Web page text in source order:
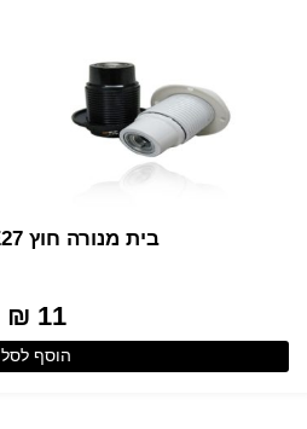
בית מנורה חוץ E27 +טבעת
11 ₪
הוסף לסל